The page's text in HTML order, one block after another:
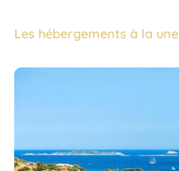
Les hébergements à la une